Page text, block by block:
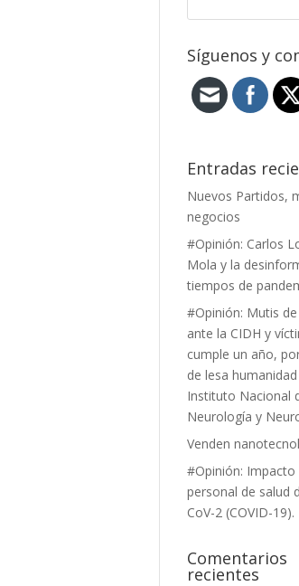
Síguenos y
Entradas
Nuevos Partidos,
negocios
#Opinión: Carlos
Mola y la
tiempos de
#Opinión: Mutis de
ante la CIDH y
cumple un año,
de lesa
Instituto Nacional
Neurología y
Venden
#Opinión: Impacto
personal de salud
CoV-2 (COVID-19).
Comentarios
recientes